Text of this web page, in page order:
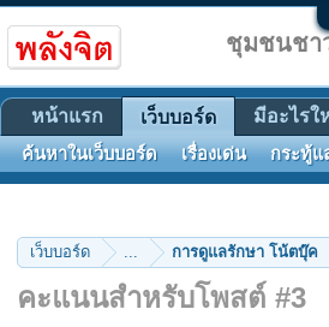
เว็บบอร์ด ... การดูแลรักษา โน้ตบุ๊ค
คะแนนสำหรับโพสต์ #3
ชุมชนชา
หน้าแรก เว็บบอร์ด
ค้นหาในเว็บบอร์ด เรื่องเด่น กระทู้แ
มีอะไรใ